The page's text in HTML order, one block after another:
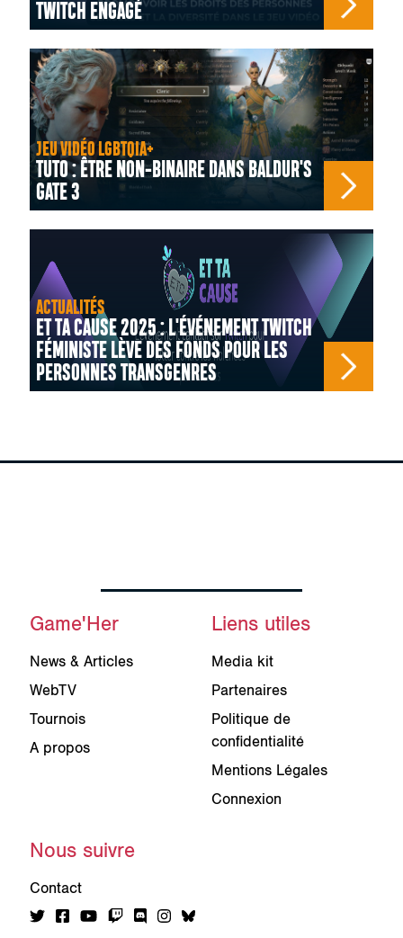
TWITCH ENGAGÉ
JEU VIDÉO LGBTQIA+
TUTO : ÊTRE NON-BINAIRE DANS BALDUR'S
GATE 3
ACTUALITÉS
ET TA CAUSE 2025 : L'ÉVÉNEMENT TWITCH
FÉMINISTE LÈVE DES FONDS POUR LES
PERSONNES TRANSGENRES
Game'Her
News & Articles
WebTV
Tournois
A propos
Liens utiles
Media kit
Partenaires
Politique de
confidentialité
Mentions Légales
Connexion
Nous suivre
Contact